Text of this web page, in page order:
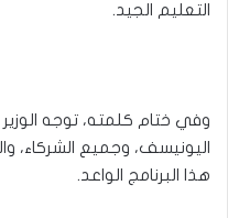
التعليم الجيد.
وفي ختام كلمته، توجه
اليونيسف، وجميع الشركاء،
هذا البرنامج الواعد.